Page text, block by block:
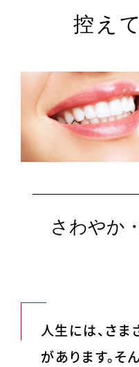
控え
さわやか
人生には、さ
があります。